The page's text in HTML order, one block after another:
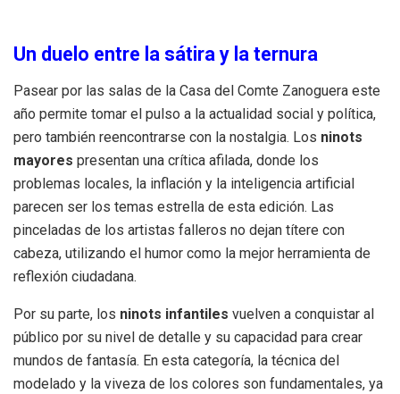
Un duelo entre la sátira y la ternura
Pasear por las salas de la Casa del Comte Zanoguera este
año permite tomar el pulso a la actualidad social y política,
pero también reencontrarse con la nostalgia. Los ninots
mayores presentan una crítica afilada, donde los
problemas locales, la inflación y la inteligencia artificial
parecen ser los temas estrella de esta edición. Las
pinceladas de los artistas falleros no dejan títere con
cabeza, utilizando el humor como la mejor herramienta de
reflexión ciudadana.
Por su parte, los ninots infantiles vuelven a conquistar al
público por su nivel de detalle y su capacidad para crear
mundos de fantasía. En esta categoría, la técnica del
modelado y la viveza de los colores son fundamentales, ya